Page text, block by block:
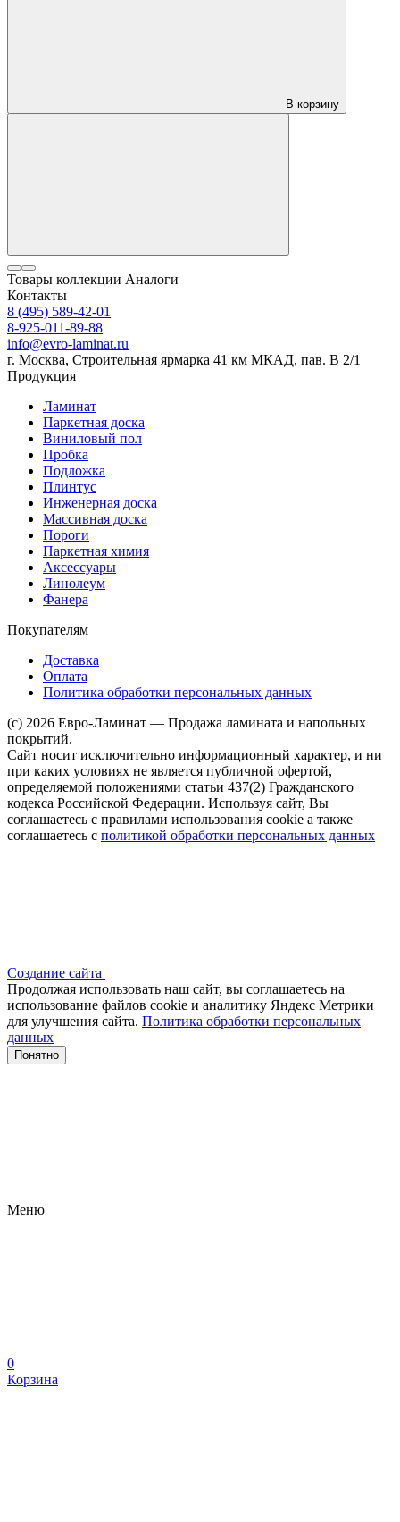
В корзину
Товары коллекции Аналоги
Контакты
8 (495) 589-42-01
8-925-011-89-88
info@evro-laminat.ru
г. Москва, Строительная ярмарка 41 км МКАД, пав. В 2/1
Продукция
Ламинат
Паркетная доска
Виниловый пол
Пробка
Подложка
Плинтус
Инженерная доска
Массивная доска
Пороги
Паркетная химия
Аксессуары
Линолеум
Фанера
Покупателям
Доставка
Оплата
Политика обработки персональных данных
(c) 2026 Евро-Ламинат — Продажа ламината и напольных
покрытий.
Сайт носит исключительно информационный характер, и ни
при каких условиях не является публичной офертой,
определяемой положениями статьи 437(2) Гражданского
кодекса Российской Федерации. Используя сайт, Вы
соглашаетесь с правилами использования cookie а также
соглашаетесь с политикой обработки персональных данных
Создание сайта
Продолжая использовать наш сайт, вы соглашаетесь на
использование файлов сооkіе и аналитику Яндекс Метрики
для улучшения сайта. Политика обработки персональных
данных
Понятно
Меню
0
Корзина